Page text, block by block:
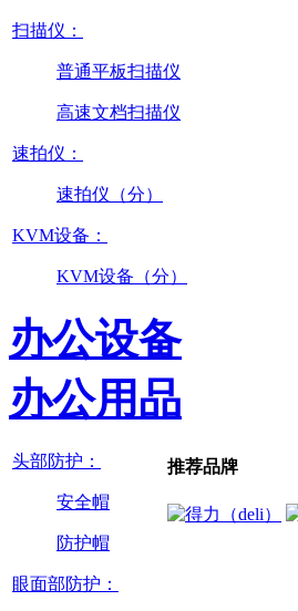
扫描仪：
普通平板扫描仪
高速文档扫描仪
速拍仪：
速拍仪（分）
KVM设备：
KVM设备（分）
办公设备
办公用品
头部防护：
安全帽
防护帽
眼面部防护：
推荐品牌